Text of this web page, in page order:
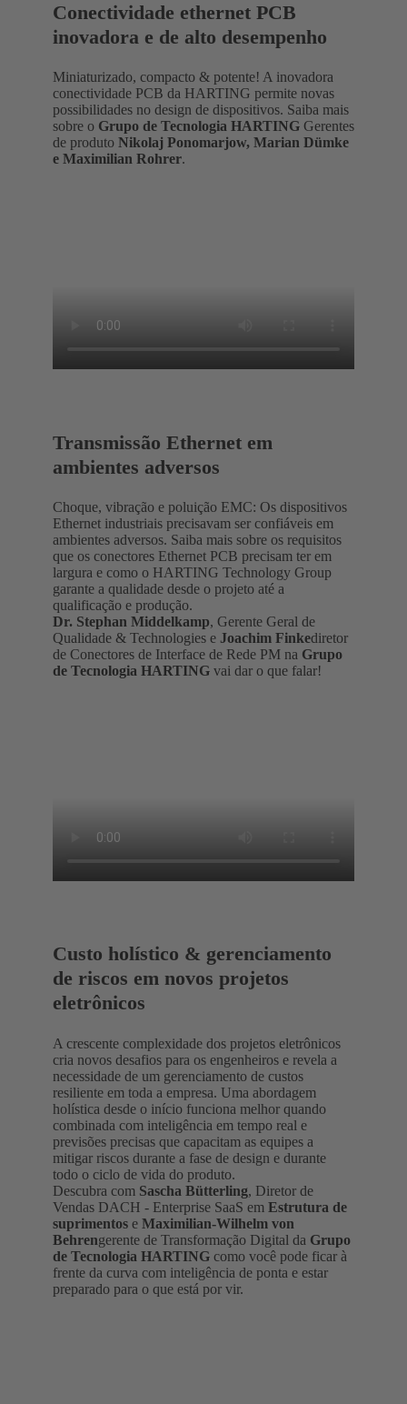
Conectividade ethernet PCB
inovadora e de alto desempenho
Miniaturizado, compacto & potente! A inovadora
conectividade PCB da HARTING permite novas
possibilidades no design de dispositivos. Saiba mais
sobre o Grupo de Tecnologia HARTING Gerentes
de produto Nikolaj Ponomarjow, Marian Dümke
e Maximilian Rohrer.
Transmissão Ethernet em
ambientes adversos
Choque, vibração e poluição EMC: Os dispositivos
Ethernet industriais precisavam ser confiáveis em
ambientes adversos. Saiba mais sobre os requisitos
que os conectores Ethernet PCB precisam ter em
largura e como o HARTING Technology Group
garante a qualidade desde o projeto até a
qualificação e produção.
Dr. Stephan Middelkamp, Gerente Geral de
Qualidade & Technologies e Joachim Finkediretor
de Conectores de Interface de Rede PM na Grupo
de Tecnologia HARTING vai dar o que falar!
Custo holístico & gerenciamento
de riscos em novos projetos
eletrônicos
A crescente complexidade dos projetos eletrônicos
cria novos desafios para os engenheiros e revela a
necessidade de um gerenciamento de custos
resiliente em toda a empresa. Uma abordagem
holística desde o início funciona melhor quando
combinada com inteligência em tempo real e
previsões precisas que capacitam as equipes a
mitigar riscos durante a fase de design e durante
todo o ciclo de vida do produto.
Descubra com Sascha Bütterling, Diretor de
Vendas DACH - Enterprise SaaS em Estrutura de
suprimentos e Maximilian-Wilhelm von
Behrengerente de Transformação Digital da Grupo
de Tecnologia HARTING como você pode ficar à
frente da curva com inteligência de ponta e estar
preparado para o que está por vir.